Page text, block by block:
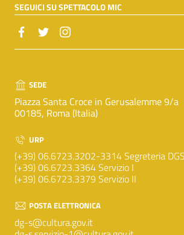
SEGUICI SU SPETTACOLO MIC
SEDE
Piazza Santa Croce in Gerusalemme 9/a
00185, Roma (Italia)
URP
(+39) 06.6723.3202-3314 Segreteria DGS
(+39) 06.6723.3364 Servizio I
(+39) 06.6723.3379 Servizio II
POSTA ELETTRONICA
dg-s@cultura.gov.it